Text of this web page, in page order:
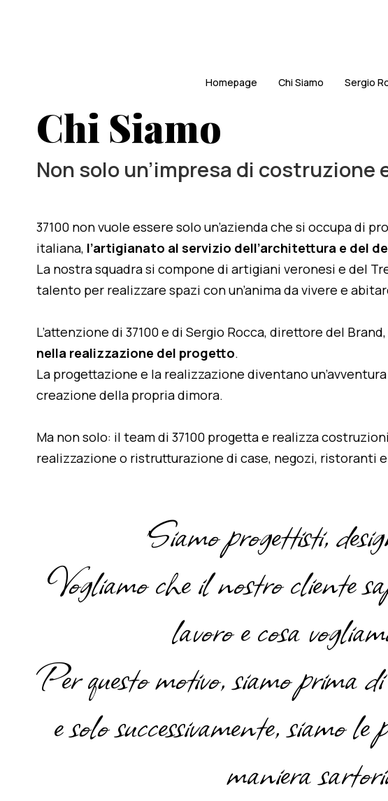
Homepage Chi Siamo Sergio
Chi Siamo
Non solo un’impresa di
37100 non vuole essere solo un’azienda che si occupa di
italiana, l’artigianato al servizio dell’architettura e del
La nostra squadra si compone di artigiani veronesi e del
talento per realizzare spazi con un’anima da vivere e
L’attenzione di 37100 e di Sergio Rocca, direttore del
nella realizzazione del progetto.
La progettazione e la realizzazione diventano
creazione della propria dimora.
Ma non solo: il team di 37100 progetta e realizza
realizzazione o ristrutturazione di case, negozi, ristoranti
'Siamo progettisti,
Vogliamo che il nostro cliente
lavoro e cosa
Per questo motivo, siamo prima
e solo successivamente, siamo
maniera